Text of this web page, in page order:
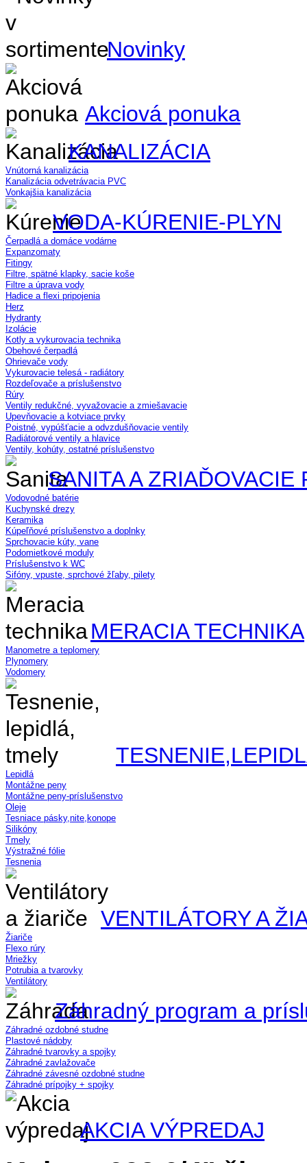
Novinky
Akciová ponuka
KANALIZÁCIA
Vnútorná kanalizácia
Kanalizácia odvetrávacia PVC
Vonkajšia kanalizácia
VODA-KÚRENIE-PLYN
Čerpadlá a domáce vodárne
Expanzomaty
Fitingy
Filtre, spätné klapky, sacie koše
Filtre a úprava vody
Hadice a flexi pripojenia
Herz
Hydranty
Izolácie
Kotly a vykurovacia technika
Obehové čerpadlá
Ohrievače vody
Vykurovacie telesá - radiátory
Rozdeľovače a príslušenstvo
Rúry
Ventily redukčné, vyvažovacie a zmiešavacie
Upevňovacie a kotviace prvky
Poistné, vypúšťacie a odvzdušňovacie ventily
Radiátorové ventily a hlavice
Ventily, kohúty, ostatné príslušenstvo
SANITA A ZRIAĎOVACIE
Vodovodné batérie
Kuchynské drezy
Keramika
Kúpeľňové príslušenstvo a doplnky
Sprchovacie kúty, vane
Podomietkové moduly
Príslušenstvo k WC
Sifóny, vpuste, sprchové žľaby, pilety
MERACIA TECHNIKA
Manometre a teplomery
Plynomery
Vodomery
Lepidlá
Montážne peny
Montážne peny-príslušenstvo
Oleje
Tesniace pásky,nite,konope
Silikóny
Tmely
Výstražné fólie
Tesnenia
VENTILÁTORY A
Žiariče
Flexo rúry
Mriežky
Potrubia a tvarovky
Ventilátory
Záhradný program a
Záhradné ozdobné studne
Plastové nádoby
Záhradné tvarovky a spojky
Záhradné zavlažovače
Záhradné závesné ozdobné studne
Záhradné prípojky + spojky
AKCIA VÝPREDAJ